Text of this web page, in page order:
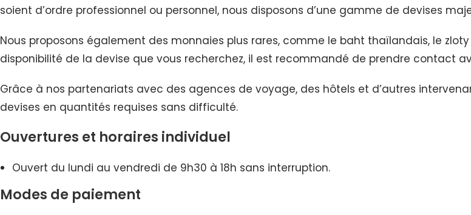
soient d’ordre professionnel ou personnel, nous disposons d’une gamme de devises
Nous proposons également des monnaies plus rares, comme le baht thaïlandais, le
disponibilité de la devise que vous recherchez, il est recommandé de prendre contact
Grâce à nos partenariats avec des agences de voyage, des hôtels et d’autres
devises en quantités requises sans difficulté.
Ouvertures et horaires individuel
Ouvert du lundi au vendredi de 9h30 à 18h sans interruption.
Modes de paiement